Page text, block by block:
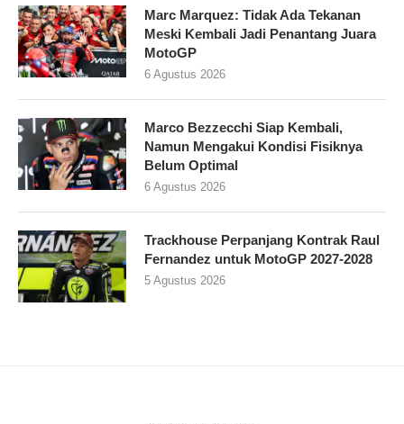
Marc Marquez: Tidak Ada Tekanan
Meski Kembali Jadi Penantang Juara
MotoGP
6 Agustus 2026
Marco Bezzecchi Siap Kembali,
Namun Mengakui Kondisi Fisiknya
Belum Optimal
6 Agustus 2026
Trackhouse Perpanjang Kontrak Raul
Fernandez untuk MotoGP 2027-2028
5 Agustus 2026